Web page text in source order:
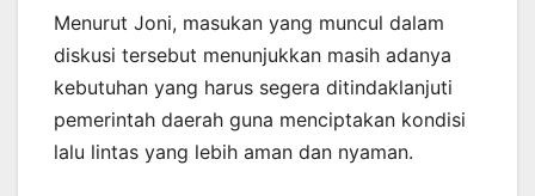
Menurut Joni, masukan yang muncul dalam
diskusi tersebut menunjukkan masih adanya
kebutuhan yang harus segera ditindaklanjuti
pemerintah daerah guna menciptakan kondisi
lalu lintas yang lebih aman dan nyaman.